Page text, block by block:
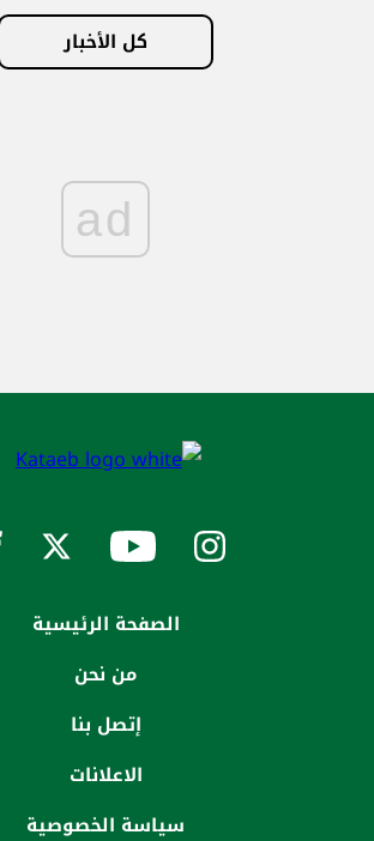
كل الأخبار
ad
الصفحة الرئيسية
من نحن
إتصل بنا
الاعلانات
سياسة الخصوصية